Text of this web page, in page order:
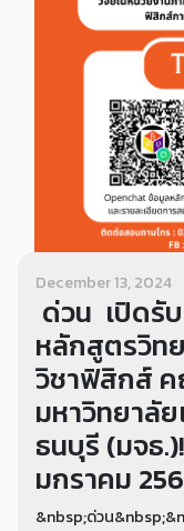
December 13, 2024
ด่วน เปิดรั
หลักสูตรวิท
วิชาฟิสิกส์
มหาวิทยาลัย
ธนบุรี (มจธ
มกราคม
&nbsp;ด่วน